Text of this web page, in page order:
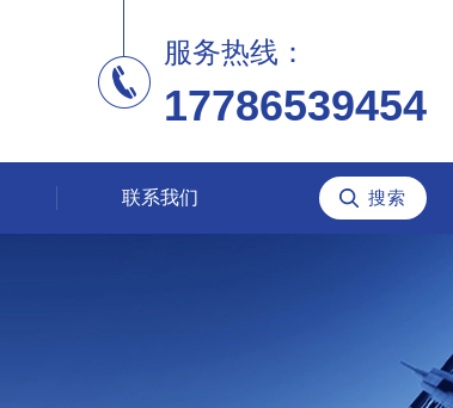
服务热线：
17786539454
联系我们